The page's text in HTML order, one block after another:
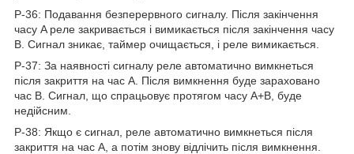
P-36: Подавання безперервного сигналу. Після закінчення
часу A реле закривається і вимикається після закінчення часу
B. Сигнал зникає, таймер очищається, і реле вимикається.
P-37: За наявності сигналу реле автоматично вимкнеться
після закриття на час A. Після вимкнення буде зараховано
час B. Сигнал, що спрацьовує протягом часу A+B, буде
недійсним.
P-38: Якщо є сигнал, реле автоматично вимкнеться після
закриття на час A, а потім знову відлічить після вимкнення.